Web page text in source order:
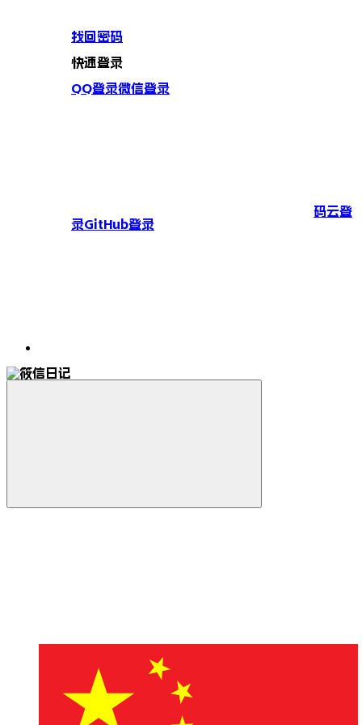
找回密码
快速登录
QQ登录微信登录
码云登
录GitHub登录